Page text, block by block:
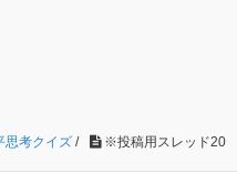
考クイズ / ※投稿用スレッド20